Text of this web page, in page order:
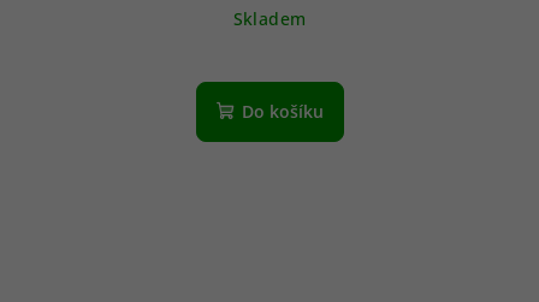
Skladem
Do košíku